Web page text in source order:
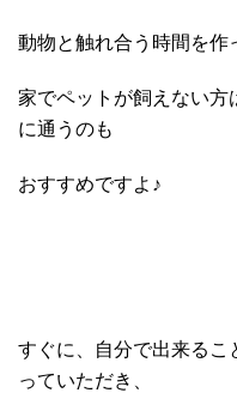
動物と触れ合う時間を作
家でペットが飼えない方
に通うのも
おすすめですよ♪
すぐに、自分で出来るこ
っていただき、